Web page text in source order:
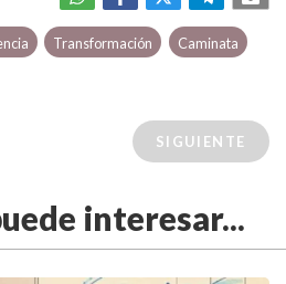
Transformación Caminata
SIGUIENTE
interesar...